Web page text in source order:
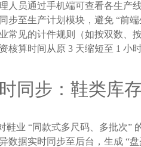
理人员通过手机端可查看各生产
步至生产计划模块，避免 “前端
常见的计件规则（如按双数、
算时间从原 3 天缩短至 1 小
同步：鞋类库
鞋业 “同款式多尺码、多批次
数据实时同步至后台，生成 “